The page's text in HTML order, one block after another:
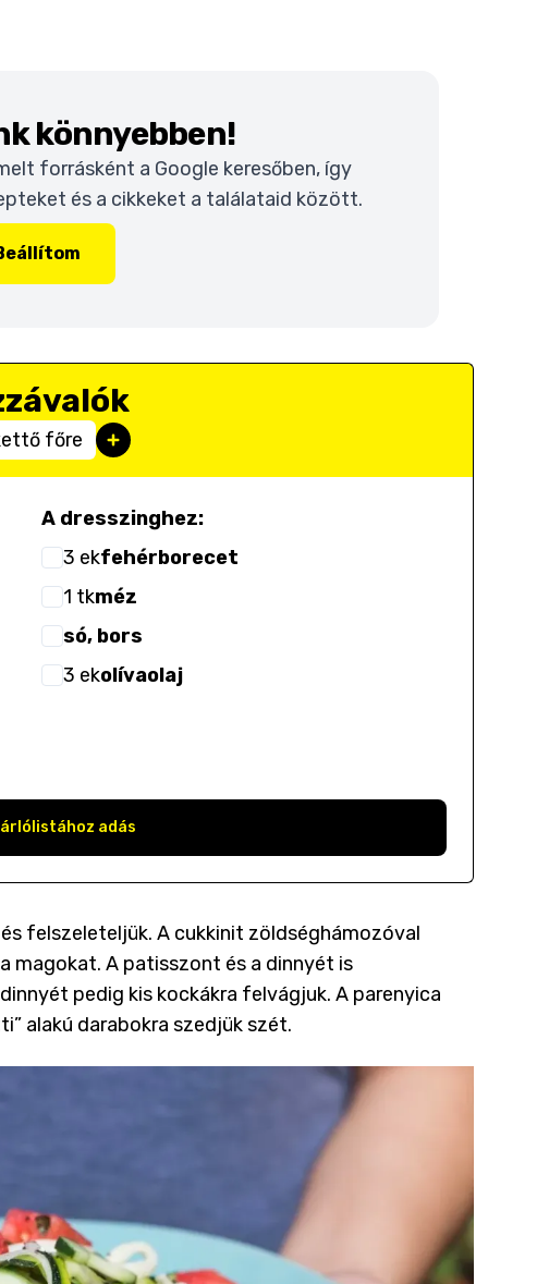
könnyebben!
forrásként a Google keresőben, így
és a cikkeket a találataid között.
főre
A dresszinghez:
3 ekfehérborecet
1 tkméz
só, bors
3 ekolívaolaj
adás
felszeleteljük. A cukkinit zöldséghámozóval
magokat. A patisszont és a dinnyét is
pedig kis kockákra felvágjuk. A parenyica
alakú darabokra szedjük szét.